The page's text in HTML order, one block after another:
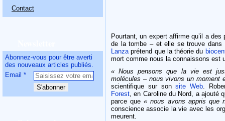
Contact
Abonnez-vous pour être averti
des nouveaux articles publiés.
Email
Pourtant, un expert affirme qu’il a
de la tombe – et elle se trouve
Lanzaprétend que la théorie du
mort comme nous la connaissons est
« Nous pensons que la vie est
molécules – nous vivons un moment
scientifique sur sonsite Web.
Forest, en Caroline du Nord, a ajouté
parce que« nous avons appris que
conscience associe la vie avec les
meurent.